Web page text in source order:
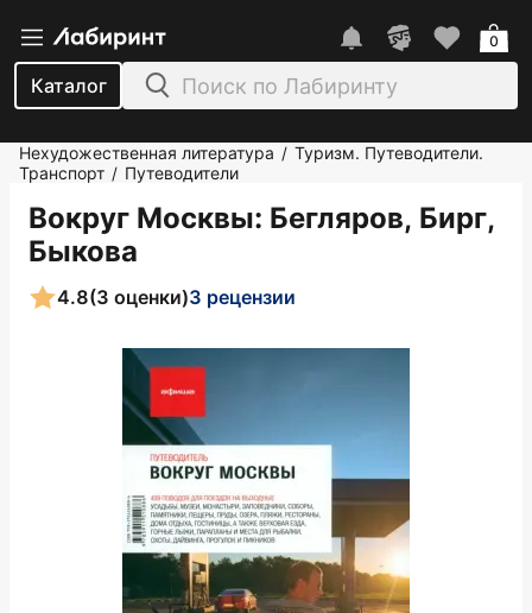
Каталог
0
Нехудожественная литература / Туризм. Путеводители.
Транспорт / Путеводители
Вокруг Москвы: Бегляров, Бирг,
Быкова
4.8(3 оценки)3 рецензии